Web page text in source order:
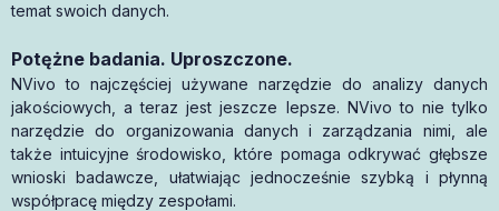
temat swoich danych.
Potężne badania. Uproszczone.
NVivo to najczęściej używane narzędzie do analizy danych
jakościowych, a teraz jest jeszcze lepsze. NVivo to nie tylko
narzędzie do organizowania danych i zarządzania nimi, ale
także intuicyjne środowisko, które pomaga odkrywać głębsze
wnioski badawcze, ułatwiając jednocześnie szybką i płynną
współpracę między zespołami.